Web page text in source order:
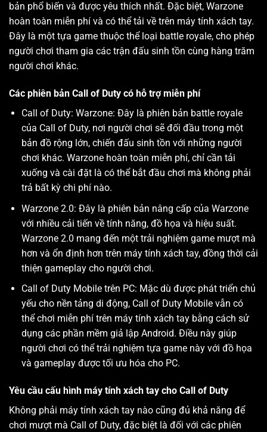
bản phổ biến và được yêu thích nhất. Đặc biệt, Warzone
hoàn toàn miễn phí và có thể tải về trên máy tính xách tay.
Đây là một tựa game thuộc thể loại battle royale, cho phép
người chơi tham gia các trận đấu sinh tồn cùng hàng trăm
người chơi khác.
Các phiên bản Call of Duty có hỗ trợ miễn phí
Call of Duty: Warzone: Đây là phiên bản battle royale
của Call of Duty, nơi người chơi sẽ đối đầu trong một
bản đồ rộng lớn, chiến đấu sinh tồn với những người
chơi khác. Warzone hoàn toàn miễn phí, chỉ cần tải
xuống và cài đặt là có thể bắt đầu chơi mà không phải
trả bất kỳ chi phí nào.
Warzone 2.0: Đây là phiên bản nâng cấp của Warzone
với nhiều cải tiến về tính năng, đồ họa và hiệu suất.
Warzone 2.0 mang đến một trải nghiệm game mượt mà
hơn và ổn định hơn trên máy tính xách tay, đồng thời cải
thiện gameplay cho người chơi.
Call of Duty Mobile trên PC: Mặc dù được phát triển chủ
yếu cho nền tảng di động, Call of Duty Mobile vẫn có
thể chơi miễn phí trên máy tính xách tay bằng cách sử
dụng các phần mềm giả lập Android. Điều này giúp
người chơi có thể trải nghiệm tựa game này với đồ họa
và gameplay được tối ưu hóa cho PC.
Yêu cầu cấu hình máy tính xách tay cho Call of Duty
Không phải máy tính xách tay nào cũng đủ khả năng để
chơi mượt mà Call of Duty, đặc biệt là đối với các phiên